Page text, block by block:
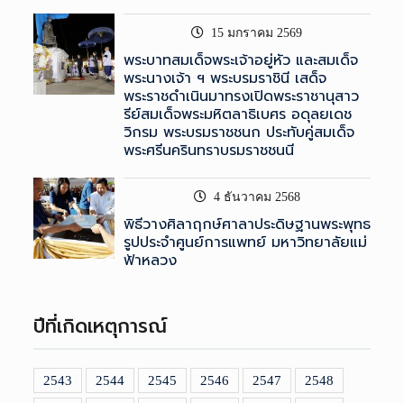
15 มกราคม 2569
พระบาทสมเด็จพระเจ้าอยู่หัว และสมเด็จ
พระนางเจ้า ฯ พระบรมราชินี เสด็จ
พระราชดำเนินมาทรงเปิดพระราชานุสาว
รีย์สมเด็จพระมหิตลาธิเบศร อดุลยเดช
วิกรม พระบรมราชชนก ประทับคู่สมเด็จ
พระศรีนครินทราบรมราชชนนี
4 ธันวาคม 2568
พิธีวางศิลาฤกษ์ศาลาประดิษฐานพระพุทธ
รูปประจำศูนย์การแพทย์ มหาวิทยาลัยแม่
ฟ้าหลวง
ปีที่เกิดเหตุการณ์
2543 2544 2545 2546 2547 2548